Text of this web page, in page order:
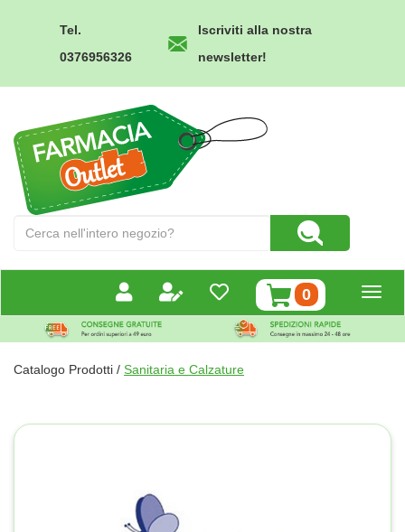
Tel.
0376956326
Iscriviti alla nostra
newsletter!
Outlet
Prodotto
Cerca Prodotto
0prodotti
inseriti
Catalogo Prodotti / Sanitaria e Calzature